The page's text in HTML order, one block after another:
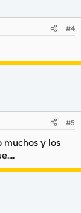
#4
#5
muchos y los